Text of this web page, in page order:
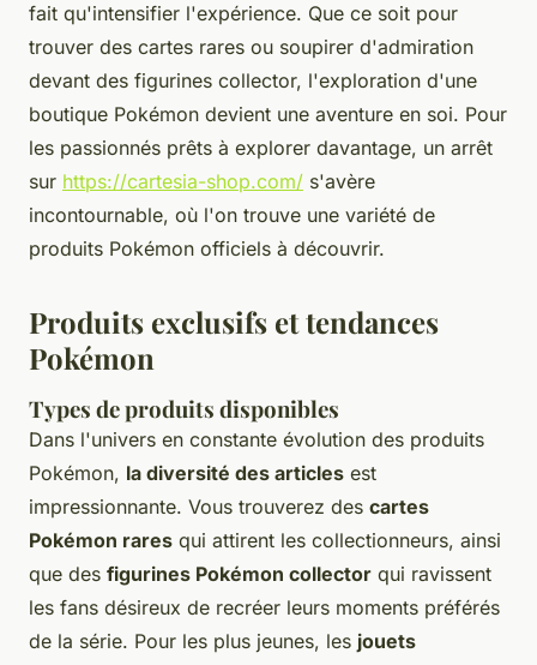
fait qu'intensifier l'expérience. Que ce soit pour
trouver des cartes rares ou soupirer d'admiration
devant des figurines collector, l'exploration d'une
boutique Pokémon devient une aventure en soi. Pour
les passionnés prêts à explorer davantage, un arrêt
sur https://cartesia-shop.com/ s'avère
incontournable, où l'on trouve une variété de
produits Pokémon officiels à découvrir.
Produits exclusifs et tendances
Pokémon
Types de produits disponibles
Dans l'univers en constante évolution des produits
Pokémon, la diversité des articles est
impressionnante. Vous trouverez des cartes
Pokémon rares qui attirent les collectionneurs, ainsi
que des figurines Pokémon collector qui ravissent
les fans désireux de recréer leurs moments préférés
de la série. Pour les plus jeunes, les jouets